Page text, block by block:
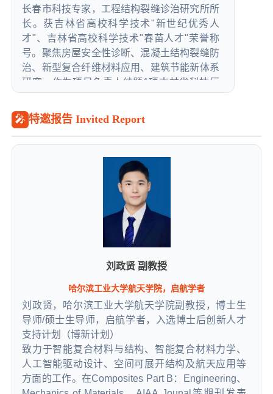
长春市科技专家，工程结构裂缝诊治研究所所
长。获吉林省高校科学技术"新世纪优秀人
才"、吉林省高校科学技术"春苗人才"荣誉称
号。聚焦房屋安全性诊断、混凝土结构裂缝防
治、新型复合纤维材料应用、建筑节能新体系
研究。作为项目负责人结题1项吉林省科技厅
厅国际科技合作项目。作为主要参加人参加国
家自然科学基金1项、国家科技支撑项目1项、
年、2015年分别获吉林省科学技术进步3等
奖；2015年、2014年分获吉林省自然科学学
术成果2等奖，2012年、2011年分获吉林省自
然科学学术成果3等奖。2012年获吉林省高校
科学技术优秀成果2等奖。
🎤 特邀报告 Invited Report
刘政贤 副教授
哈尔滨工业大学航天学院，启航学者
刘政贤，哈尔滨工业大学航天学院副教授，博士生
导师/硕士生导师，启航学者，入选博士后创新人才
支持计划（博新计划）
致力于智能复合材料与结构、智能复合材料力学、
人工智能驱动设计、空间可展开结构及航天应用等
方面的工作。在Composites Part B：Engineering、